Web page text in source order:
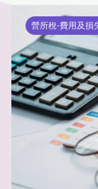
營所稅-費用及損